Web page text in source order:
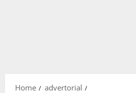
Home
advertorial